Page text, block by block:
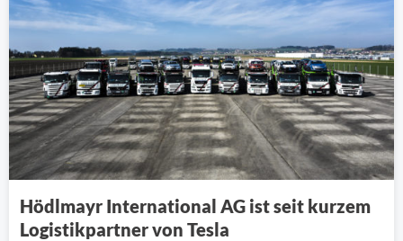
Hödlmayr International AG ist seit kurzem
Logistikpartner von Tesla